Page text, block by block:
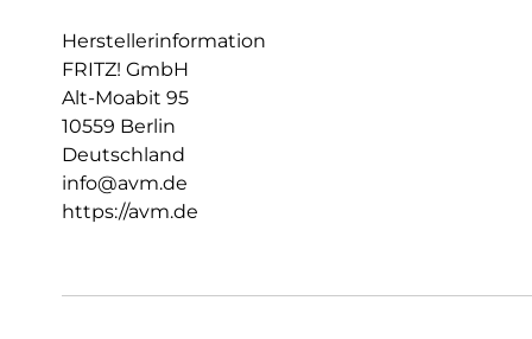
Herstellerinformation
FRITZ! GmbH
Alt-Moabit 95
10559 Berlin
Deutschland
info@avm.de
https://avm.de